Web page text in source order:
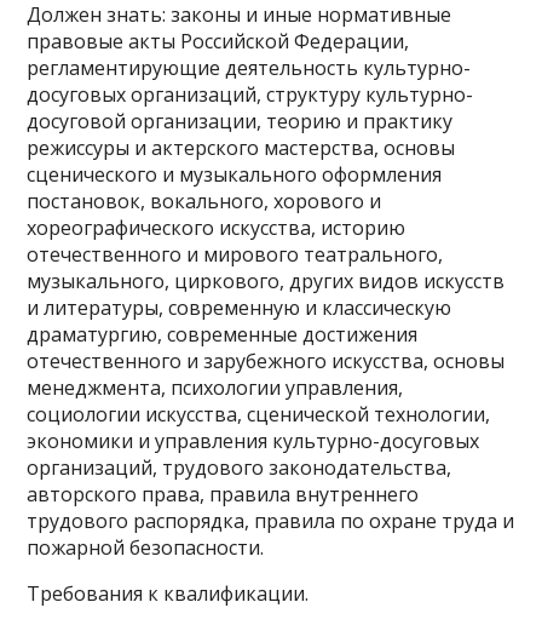
Должен знать: законы и иные нормативные
правовые акты Российской Федерации,
регламентирующие деятельность культурно-
досуговых организаций, структуру культурно-
досуговой организации, теорию и практику
режиссуры и актерского мастерства, основы
сценического и музыкального оформления
постановок, вокального, хорового и
хореографического искусства, историю
отечественного и мирового театрального,
музыкального, циркового, других видов искусств
и литературы, современную и классическую
драматургию, современные достижения
отечественного и зарубежного искусства, основы
менеджмента, психологии управления,
социологии искусства, сценической технологии,
экономики и управления культурно-досуговых
организаций, трудового законодательства,
авторского права, правила внутреннего
трудового распорядка, правила по охране труда и
пожарной безопасности.
Требования к квалификации.